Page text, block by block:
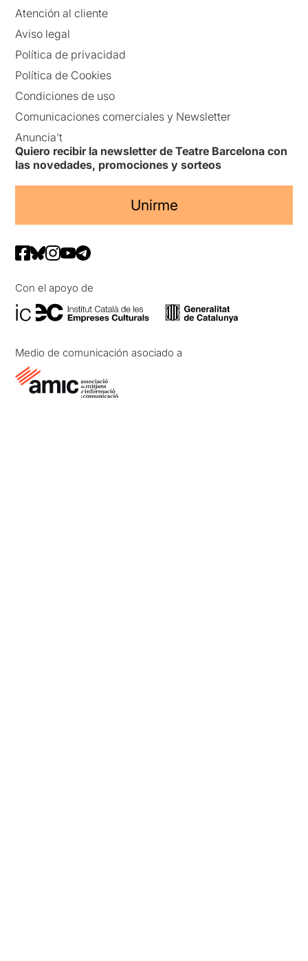
Atención al cliente
Aviso legal
Política de privacidad
Política de Cookies
Condiciones de uso
Comunicaciones comerciales y Newsletter
Anuncia’t
Quiero recibir la newsletter de Teatre Barcelona con
las novedades, promociones y sorteos
Unirme
Con el apoyo de
Medio de comunicación asociado a